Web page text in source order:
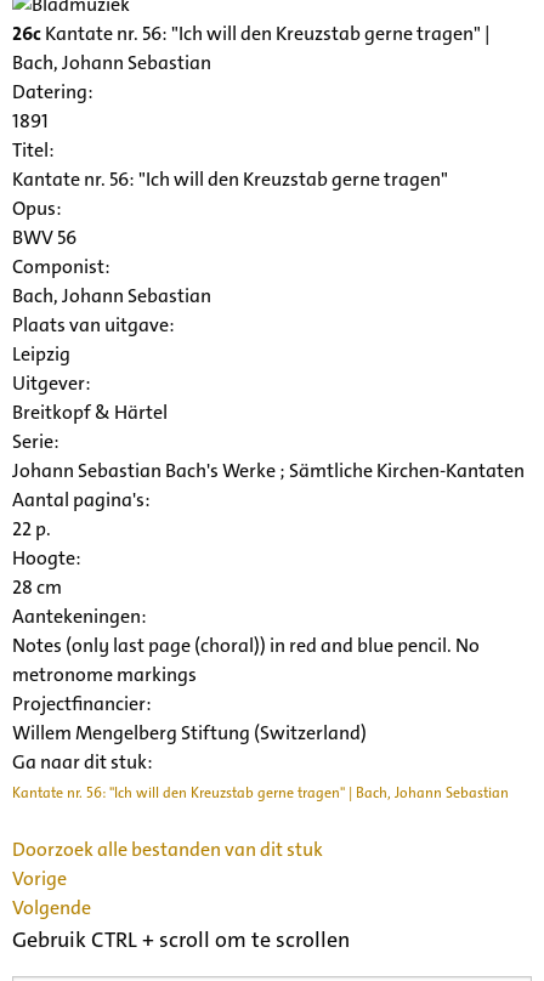
26cKantate nr. 56: "Ich will den Kreuzstab gerne tragen" |
Bach, Johann Sebastian
Datering:
1891
Titel:
Kantate nr. 56: "Ich will den Kreuzstab gerne tragen"
Opus:
BWV 56
Componist:
Bach, Johann Sebastian
Plaats van uitgave:
Leipzig
Uitgever:
Breitkopf & Härtel
Serie:
Johann Sebastian Bach's Werke ; Sämtliche Kirchen-Kantaten
Aantal pagina's:
22 p.
Hoogte:
28 cm
Aantekeningen:
Notes (only last page (choral)) in red and blue pencil. No
metronome markings
Projectfinancier:
Willem Mengelberg Stiftung (Switzerland)
Ga naar dit stuk:
Kantate nr. 56: "Ich will den Kreuzstab gerne tragen" | Bach, Johann Sebastian
Doorzoek alle bestanden van dit stuk
Vorige
Volgende
Gebruik CTRL + scroll om te scrollen